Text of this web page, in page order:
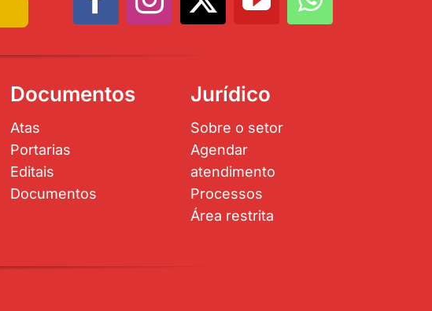
Documentos
Atas
Portarias
Editais
Documentos
Jurídico
Sobre o setor
Agendar
atendimento
Processos
Área restrita